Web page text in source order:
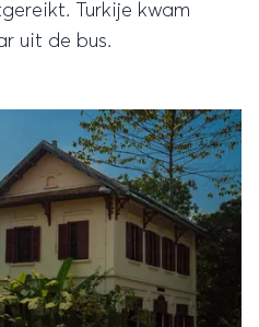
Turkije kwam
daarbij als grote winnaar uit de bus.